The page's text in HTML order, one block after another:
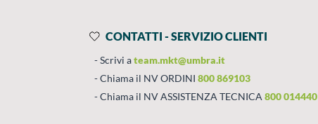
CONTATTI - SERVIZIO CLIENTI
Scrivi ateam.mkt@umbra.it
Chiama il NV ORDINI 800 869103
Chiama il NV ASSISTENZA TECNICA 800 014440